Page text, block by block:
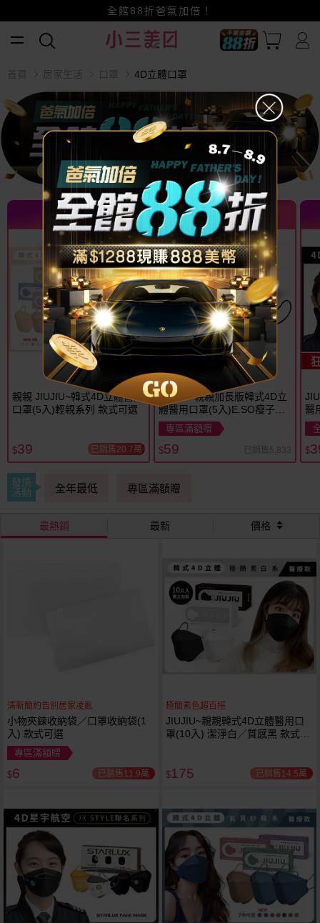
小三美日x全支付~美幣+全點折上折超划算
全館88折爸氣加倍！
熱門推薦 TOP
親親 JIUJIU~韓式4D立體醫用
口罩(5入)輕親系列 款式可選
$39 已銷售20.7萬
熱門推薦 TOP
JIUJIU~親親加長版韓式4D立
體醫用口罩(5入)E.SO瘦子聯
名款 款式可選
專區滿額贈
$59 已銷售5,833
醫
$
發燒
活動
全年最低 專區滿額贈
最熱銷 最新 價格
首頁 居家生活 口罩 4D立體口罩
清新簡約告別居家凌亂
小物夾鍊收納袋／口罩收納袋(1
入) 款式可選
專區滿額贈
$6 已銷售11.9萬
極簡素色超百搭
JIUJIU~親親韓式4D立體醫用口
罩(10入) 潔淨白／質感黑 款式可
$175 已銷售14.5萬